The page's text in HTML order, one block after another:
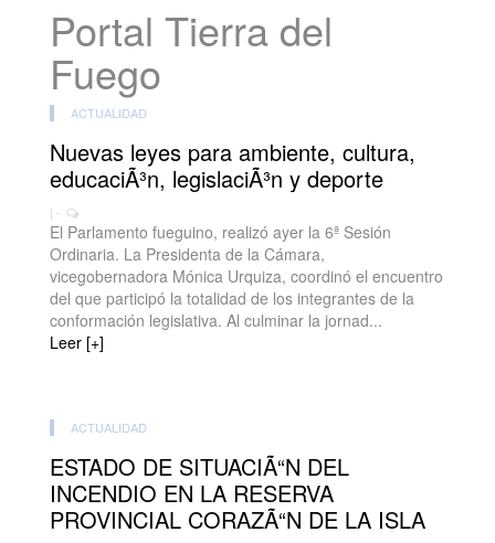
Portal Tierra del
Fuego
ACTUALIDAD
Nuevas leyes para ambiente, cultura,
educaciÃ³n, legislaciÃ³n y deporte
| -
El Parlamento fueguino, realizó ayer la 6ª Sesión
Ordinaria. La Presidenta de la Cámara,
vicegobernadora Mónica Urquiza, coordinó el encuentro
del que participó la totalidad de los integrantes de la
conformación legislativa. Al culminar la jornad...
Leer [+]
ACTUALIDAD
ESTADO DE SITUACIÃ“N DEL
INCENDIO EN LA RESERVA
PROVINCIAL CORAZÃ“N DE LA ISLA